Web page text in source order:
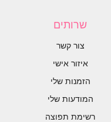
שרותים
צור קשר
איזור אישי
הזמנות שלי
המודעות שלי
רשימת תפוצה